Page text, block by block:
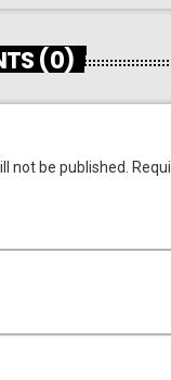
(0)
not be published.